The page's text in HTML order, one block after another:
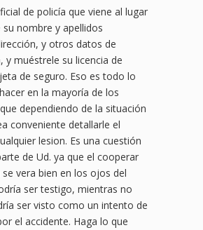
de policía que viene al lugar
su nombre y apellidos
y otros datos de
y muéstrele su licencia de
de seguro. Eso es todo lo
en la mayoría de los
dependiendo de la situación
conveniente detallarle el
lesion. Es una cuestión
de Ud. ya que el cooperar
vera bien en los ojos del
ser testigo, mientras no
ser visto como un intento de
el accidente. Haga lo que